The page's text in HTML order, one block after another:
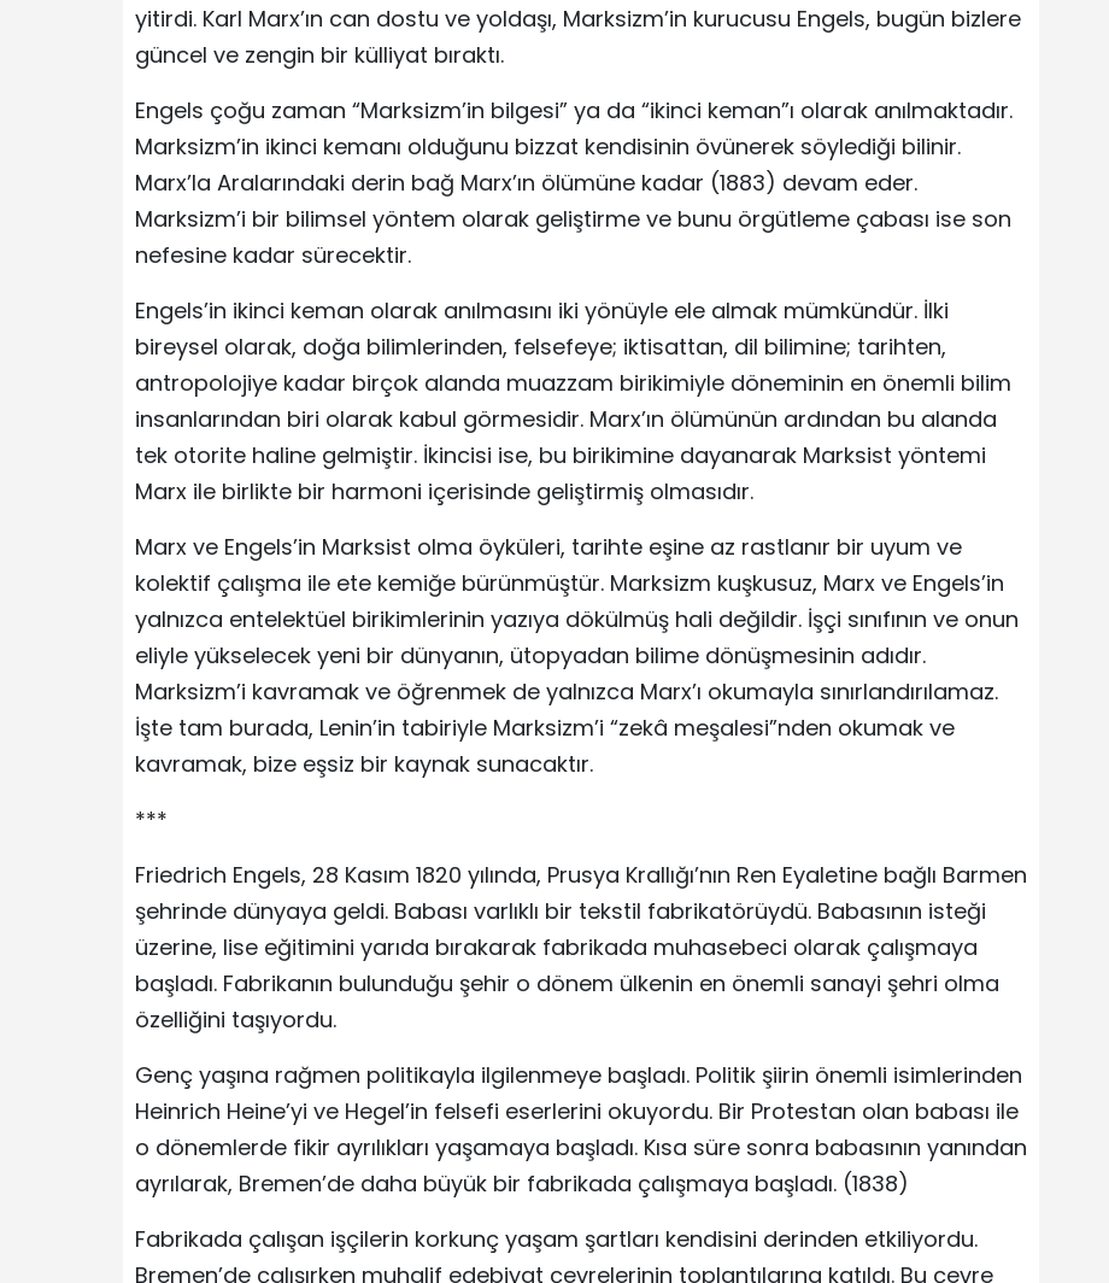
yitirdi. Karl Marx’ın can dostu ve yoldaşı, Marksizm’in kurucusu Engels, bugün bizlere
güncel ve zengin bir külliyat bıraktı.
Engels çoğu zaman “Marksizm’in bilgesi” ya da “ikinci keman”ı olarak anılmaktadır.
Marksizm’in ikinci kemanı olduğunu bizzat kendisinin övünerek söylediği bilinir.
Marx’la Aralarındaki derin bağ Marx’ın ölümüne kadar (1883) devam eder.
Marksizm’i bir bilimsel yöntem olarak geliştirme ve bunu örgütleme çabası ise son
nefesine kadar sürecektir.
Engels’in ikinci keman olarak anılmasını iki yönüyle ele almak mümkündür. İlki
bireysel olarak, doğa bilimlerinden, felsefeye; iktisattan, dil bilimine; tarihten,
antropolojiye kadar birçok alanda muazzam birikimiyle döneminin en önemli bilim
insanlarından biri olarak kabul görmesidir. Marx’ın ölümünün ardından bu alanda
tek otorite haline gelmiştir. İkincisi ise, bu birikimine dayanarak Marksist yöntemi
Marx ile birlikte bir harmoni içerisinde geliştirmiş olmasıdır.
Marx ve Engels’in Marksist olma öyküleri, tarihte eşine az rastlanır bir uyum ve
kolektif çalışma ile ete kemiğe bürünmüştür. Marksizm kuşkusuz, Marx ve Engels’in
yalnızca entelektüel birikimlerinin yazıya dökülmüş hali değildir. İşçi sınıfının ve onun
eliyle yükselecek yeni bir dünyanın, ütopyadan bilime dönüşmesinin adıdır.
Marksizm’i kavramak ve öğrenmek de yalnızca Marx’ı okumayla sınırlandırılamaz.
İşte tam burada, Lenin’in tabiriyle Marksizm’i “zekâ meşalesi”nden okumak ve
kavramak, bize eşsiz bir kaynak sunacaktır.
***
Friedrich Engels, 28 Kasım 1820 yılında, Prusya Krallığı’nın Ren Eyaletine bağlı Barmen
şehrinde dünyaya geldi. Babası varlıklı bir tekstil fabrikatörüydü. Babasının isteği
üzerine, lise eğitimini yarıda bırakarak fabrikada muhasebeci olarak çalışmaya
başladı. Fabrikanın bulunduğu şehir o dönem ülkenin en önemli sanayi şehri olma
özelliğini taşıyordu.
Genç yaşına rağmen politikayla ilgilenmeye başladı. Politik şiirin önemli isimlerinden
Heinrich Heine’yi ve Hegel’in felsefi eserlerini okuyordu. Bir Protestan olan babası ile
o dönemlerde fikir ayrılıkları yaşamaya başladı. Kısa süre sonra babasının yanından
ayrılarak, Bremen’de daha büyük bir fabrikada çalışmaya başladı. (1838)
Fabrikada çalışan işçilerin korkunç yaşam şartları kendisini derinden etkiliyordu.
Bremen’de çalışırken muhalif edebiyat çevrelerinin toplantılarına katıldı. Bu çevre